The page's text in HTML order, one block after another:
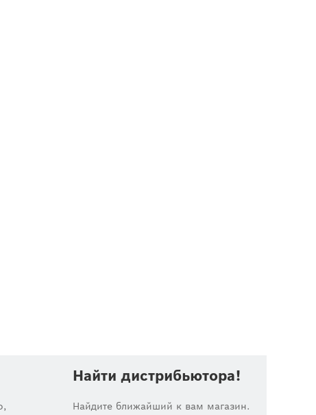
Найти дистрибьютора!
Найдите ближайший к вам магазин.